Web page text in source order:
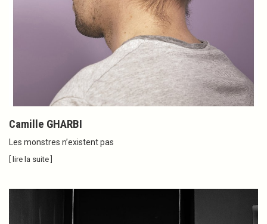
Camille GHARBI
Les monstres n’existent pas
[ lire la suite ]